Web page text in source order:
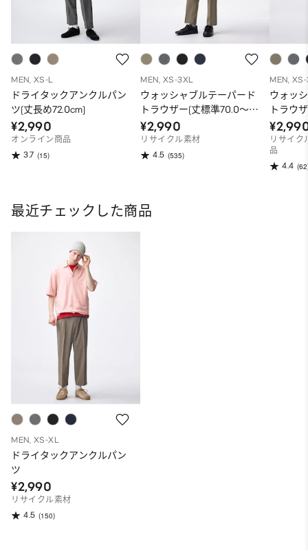
MEN, XS-L
ドライタックアンクルパン
ツ(丈長め72.0cm)
¥2,990
オンライン商品
3.7 (15)
MEN, XS-3XL
ウォッシャブルテーパード
トラウザー(丈標準70.0～
74.0cm)
¥2,990
リサイクル素材
4.5 (535)
MEN,
ウォッ
トラウ
リサイク
品
4.4
最近チェックした商品
MEN, XS-XL
ドライタックアンクルパン
ツ
¥2,990
リサイクル素材
4.5 (150)